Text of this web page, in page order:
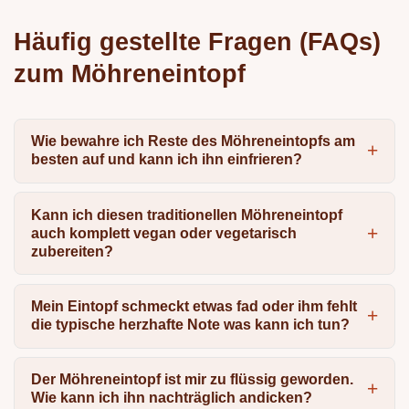
Häufig gestellte Fragen (FAQs)
zum Möhreneintopf
Wie bewahre ich Reste des Möhreneintopfs am
besten auf und kann ich ihn einfrieren?
Kann ich diesen traditionellen Möhreneintopf
auch komplett vegan oder vegetarisch
zubereiten?
Mein Eintopf schmeckt etwas fad oder ihm fehlt
die typische herzhafte Note was kann ich tun?
Der Möhreneintopf ist mir zu flüssig geworden.
Wie kann ich ihn nachträglich andicken?